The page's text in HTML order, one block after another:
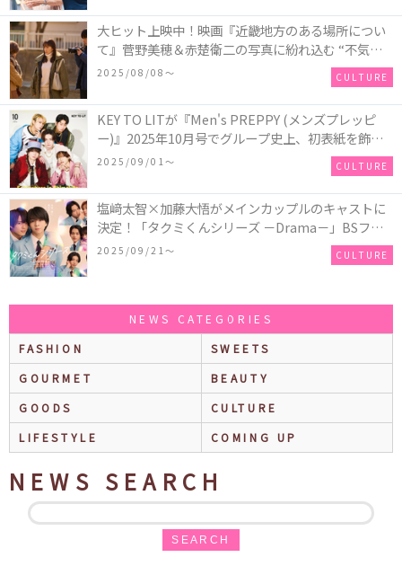
大ヒット上映中！映画『近畿地方のある場所につい
て』菅野美穂＆赤楚衛二の写真に紛れ込む “不気味
なお札”の正体とは！？
2025/08/08〜 CULTURE
KEY TO LITが『Men's PREPPY (メンズプレッピ
ー)』2025年10月号でグループ史上、初表紙を飾
る！高橋恭平(なにわ男子)はネクタイ＆ジャケッ
ト、リムレスメガネを身に着けたCoolな姿で登場
2025/09/01〜 CULTURE
塩﨑太智×加藤大悟がメインカップルのキャストに
決定！「タクミくんシリーズ －Drama－」BSフ
ジ・FODにて放送＆独占配信決定！シリーズ累計
500万部を超える大人気BL小説、初の連続ドラマ
2025/09/21〜 CULTURE
NEWS CATEGORIES
FASHION
SWEETS
GOURMET
BEAUTY
GOODS
CULTURE
LIFESTYLE
COMING UP
NEWS SEARCH
SEARCH